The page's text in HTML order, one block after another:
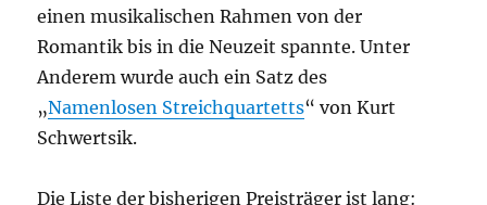
einen musikalischen Rahmen von der
Romantik bis in die Neuzeit spannte. Unter
Anderem wurde auch ein Satz des
„Namenlosen Streichquartetts“ von Kurt
Schwertsik.
Die Liste der bisherigen Preisträger ist lang: